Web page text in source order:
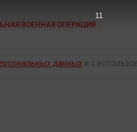
ВОЕННАЯ ОПЕРАЦИЯ
данных и с
9